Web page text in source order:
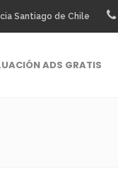
Santiago de Chile
ADS GRATIS